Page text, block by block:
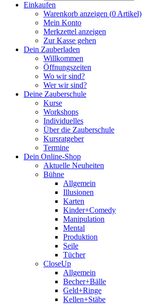
Einkaufen
Warenkorb anzeigen (0 Artikel)
Mein Konto
Merkzettel anzeigen
Zur Kasse gehen
Dein Zauberladen
Willkommen
Öffnungszeiten
Wo wir sind?
Wer wir sind?
Deine Zauberschule
Kurse
Workshops
Individuelles
Über die Zauberschule
Kursratgeber
Termine
Dein Online-Shop
Aktuelle Neuheiten
Bühne
Allgemein
Illusionen
Karten
Kinder+Comedy
Manipulation
Mental
Produktion
Seile
Tücher
CloseUp
Allgemein
Becher+Bälle
Geld+Ringe
Kellen+Stäbe